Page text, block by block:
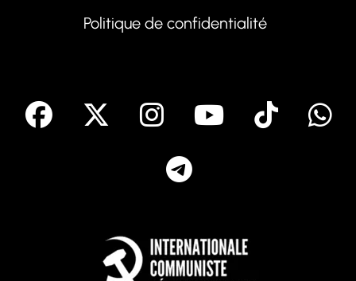
Politique de confidentialité
facebook Instagram
Youtube
Tik